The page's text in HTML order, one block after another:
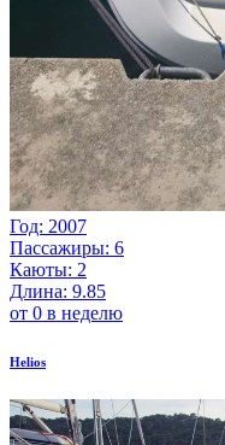
Год: 2007
Пассажиры: 6
Каюты: 2
Длина: 9.85
от 0 в неделю
Helios